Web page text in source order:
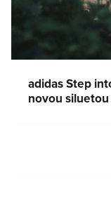
adidas Step
novou